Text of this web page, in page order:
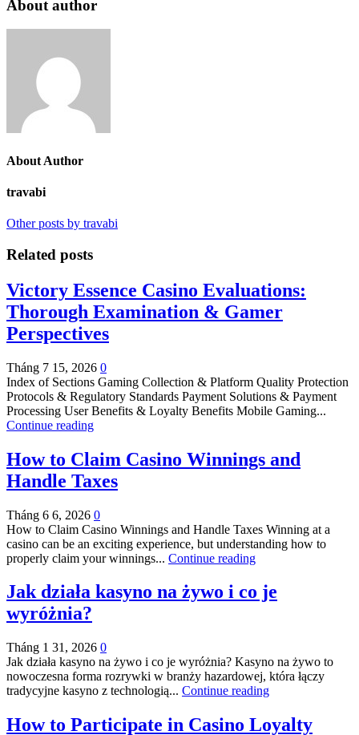
About author
About Author
travabi
Other posts by travabi
Related posts
Victory Essence Casino Evaluations:
Thorough Examination & Gamer
Perspectives
Tháng 7 15, 2026 0
Index of Sections Gaming Collection & Platform Quality Protection
Protocols & Regulatory Standards Payment Solutions & Payment
Processing User Benefits & Loyalty Benefits Mobile Gaming...
Continue reading
How to Claim Casino Winnings and
Handle Taxes
Tháng 6 6, 2026 0
How to Claim Casino Winnings and Handle Taxes Winning at a
casino can be an exciting experience, but understanding how to
properly claim your winnings... Continue reading
Jak działa kasyno na żywo i co je
wyróżnia?
Tháng 1 31, 2026 0
Jak działa kasyno na żywo i co je wyróżnia? Kasyno na żywo to
nowoczesna forma rozrywki w branży hazardowej, która łączy
tradycyjne kasyno z technologią... Continue reading
How to Participate in Casino Loyalty